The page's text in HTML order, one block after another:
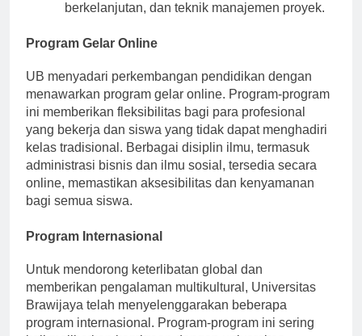
Program Gelar Online
UB menyadari perkembangan pendidikan dengan
menawarkan program gelar online. Program-program
ini memberikan fleksibilitas bagi para profesional
yang bekerja dan siswa yang tidak dapat menghadiri
kelas tradisional. Berbagai disiplin ilmu, termasuk
administrasi bisnis dan ilmu sosial, tersedia secara
online, memastikan aksesibilitas dan kenyamanan
bagi semua siswa.
Program Internasional
Untuk mendorong keterlibatan global dan
memberikan pengalaman multikultural, Universitas
Brawijaya telah menyelenggarakan beberapa
program internasional. Program-program ini sering